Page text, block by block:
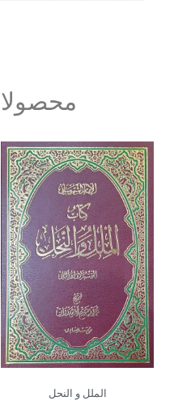
الملل و النحل